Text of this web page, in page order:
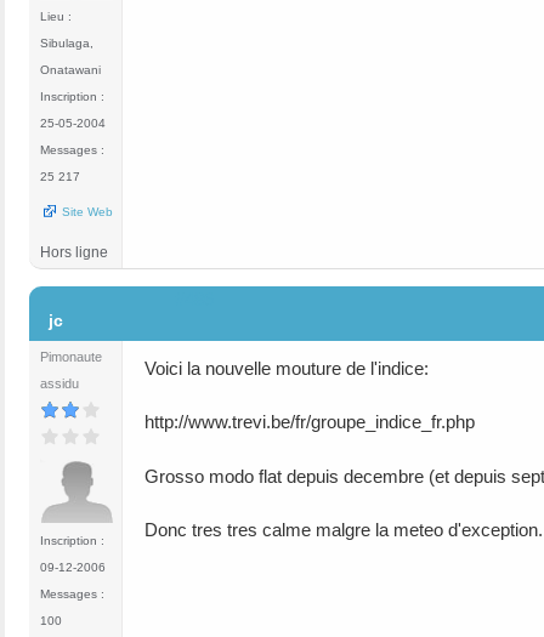
Lieu :
Sibulaga,
Onatawani
Inscription :
25-05-2004
Messages :
25 217
Site Web
Hors ligne
jc
Pimonaute
assidu
Inscription :
09-12-2006
Messages :
100
Voici la nouvelle mouture de l'indice:
http://www.trevi.be/fr/groupe_indice_fr.php
Grosso modo flat depuis decembre (et depuis
Donc tres tres calme malgre la meteo d'exception.